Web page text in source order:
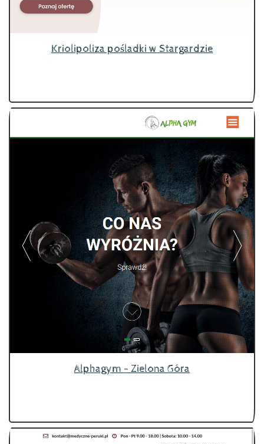
Kriolipoliza pośladki w Stargardzie
Alphagym - Zielona Góra